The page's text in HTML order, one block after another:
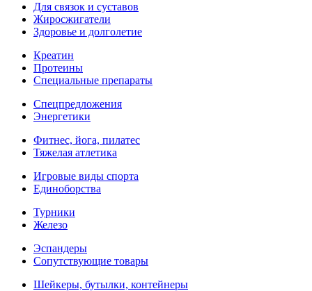
Для связок и суставов
Жиросжигатели
Здоровье и долголетие
Креатин
Протеины
Специальные препараты
Спецпредложения
Энергетики
Фитнес, йога, пилатес
Тяжелая атлетика
Игровые виды спорта
Единоборства
Турники
Железо
Эспандеры
Сопутствующие товары
Шейкеры, бутылки, контейнеры